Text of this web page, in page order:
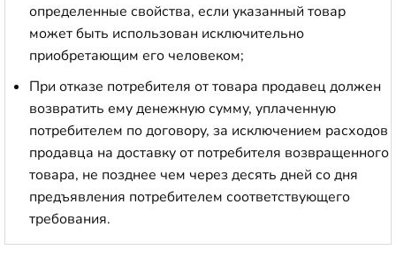
определенные свойства, если указанный товар
может быть использован исключительно
приобретающим его человеком;
При отказе потребителя от товара продавец должен
возвратить ему денежную сумму, уплаченную
потребителем по договору, за исключением расходов
продавца на доставку от потребителя возвращенного
товара, не позднее чем через десять дней со дня
предъявления потребителем соответствующего
требования.